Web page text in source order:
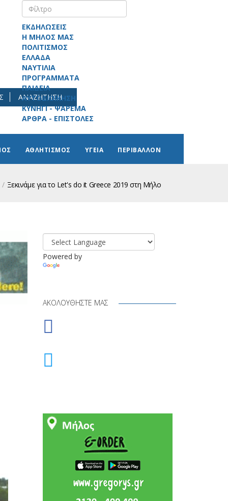
ΑΝΑΖΗΤΗΣΗ
ΕΚΔΗΛΩΣΕΙΣ
Η ΜΗΛΟΣ ΜΑΣ
ΠΟΛΙΤΙΣΜΟΣ
ΕΛΛΑΔΑ
ΝΑΥΤΙΛΙΑ
ΠΡΟΓΡΑΜΜΑΤΑ
ΠΑΙΔΕΙΑ
ΑΥΤΟΔΙΟΙΚΗΣΗ
ΚΥΝΗΓΙ - ΨΑΡΕΜΑ
ΑΡΘΡΑ - ΕΠΙΣΤΟΛΕΣ
ΑΘΛΗΤΙΣΜΟΣ ΥΓΕΙΑ ΠΕΡΙΒΑΛΛΟΝ
Ξεκινάμε για το Let's do it Greece 2019 στη Μήλο
Powered by
ΑΚΟΛΟΥΘΉΣΤΕ ΜΑΣ